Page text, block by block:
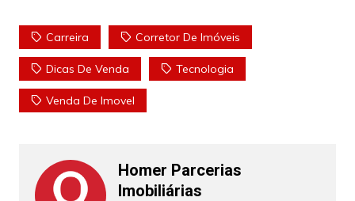
Carreira Corretor De Imóveis
Dicas De Venda Tecnologia
Venda De Imovel
Homer Parcerias
Imobiliárias